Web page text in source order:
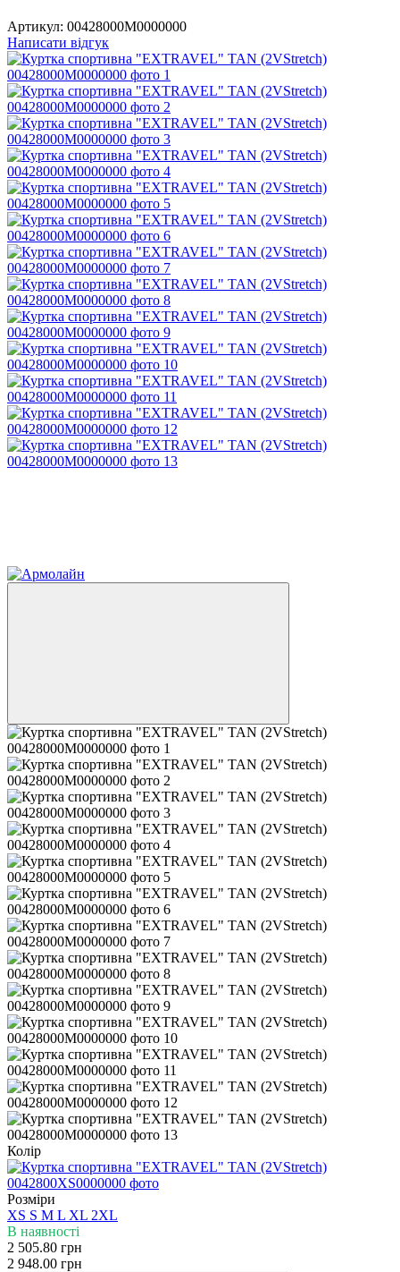
Артикул: 00428000M0000000
Написати відгук
Колір
Розміри
XS S M L XL 2XL
В наявності
2 505.80 грн
2 948.00 грн